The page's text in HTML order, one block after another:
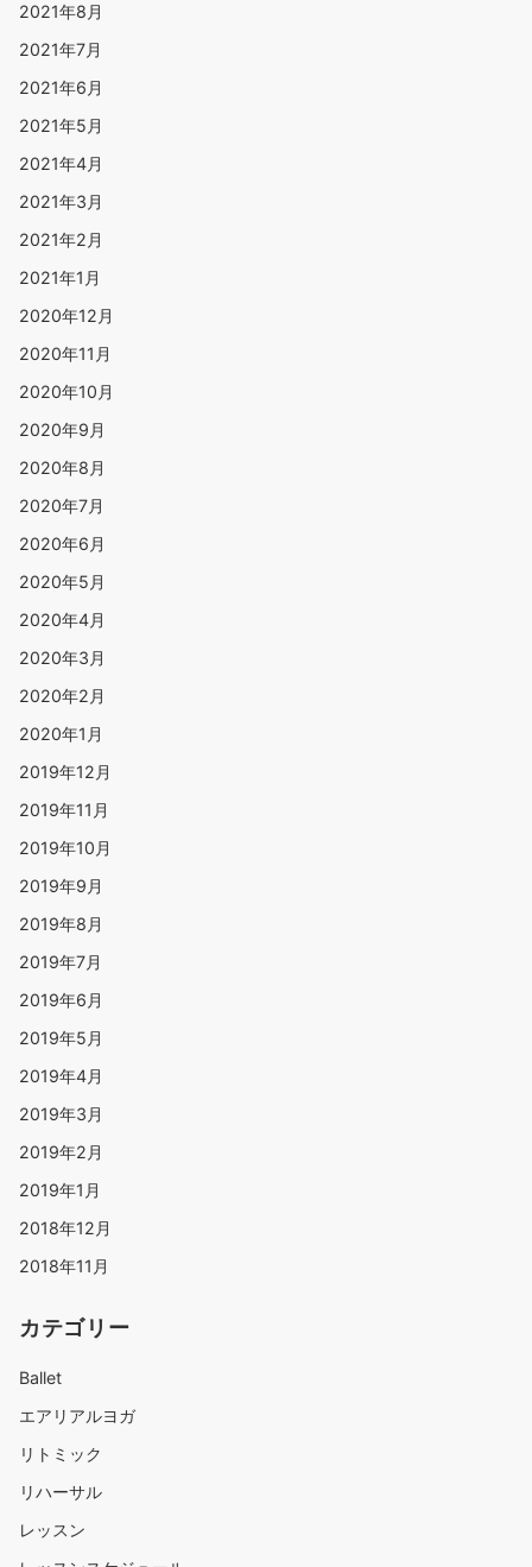
2021年8月
2021年7月
2021年6月
2021年5月
2021年4月
2021年3月
2021年2月
2021年1月
2020年12月
2020年11月
2020年10月
2020年9月
2020年8月
2020年7月
2020年6月
2020年5月
2020年4月
2020年3月
2020年2月
2020年1月
2019年12月
2019年11月
2019年10月
2019年9月
2019年8月
2019年7月
2019年6月
2019年5月
2019年4月
2019年3月
2019年2月
2019年1月
2018年12月
2018年11月
カテゴリー
Ballet
エアリアルヨガ
リトミック
リハーサル
レッスン